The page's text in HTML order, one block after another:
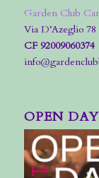
Garden Club
Via D’Azeglio
CF 92009060374
OPEN